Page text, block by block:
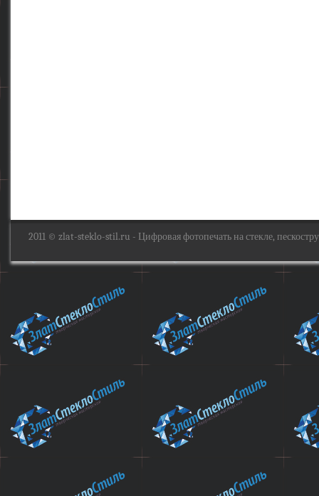
2011 © zlat-steklo-stil.ru - Цифровая фотопечать на стекле,